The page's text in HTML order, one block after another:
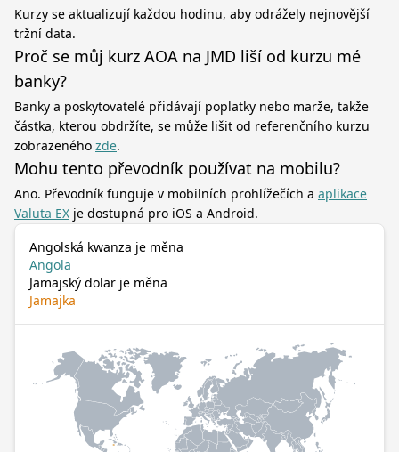
Kurzy se aktualizují každou hodinu, aby odrážely nejnovější
tržní data.
Proč se můj kurz AOA na JMD liší od kurzu mé
banky?
Banky a poskytovatelé přidávají poplatky nebo marže, takže
částka, kterou obdržíte, se může lišit od referenčního kurzu
zobrazeného zde.
Mohu tento převodník používat na mobilu?
Ano. Převodník funguje v mobilních prohlížečích a aplikace
Valuta EX je dostupná pro iOS a Android.
Angolská kwanza je měna
Angola
Jamajský dolar je měna
Jamajka